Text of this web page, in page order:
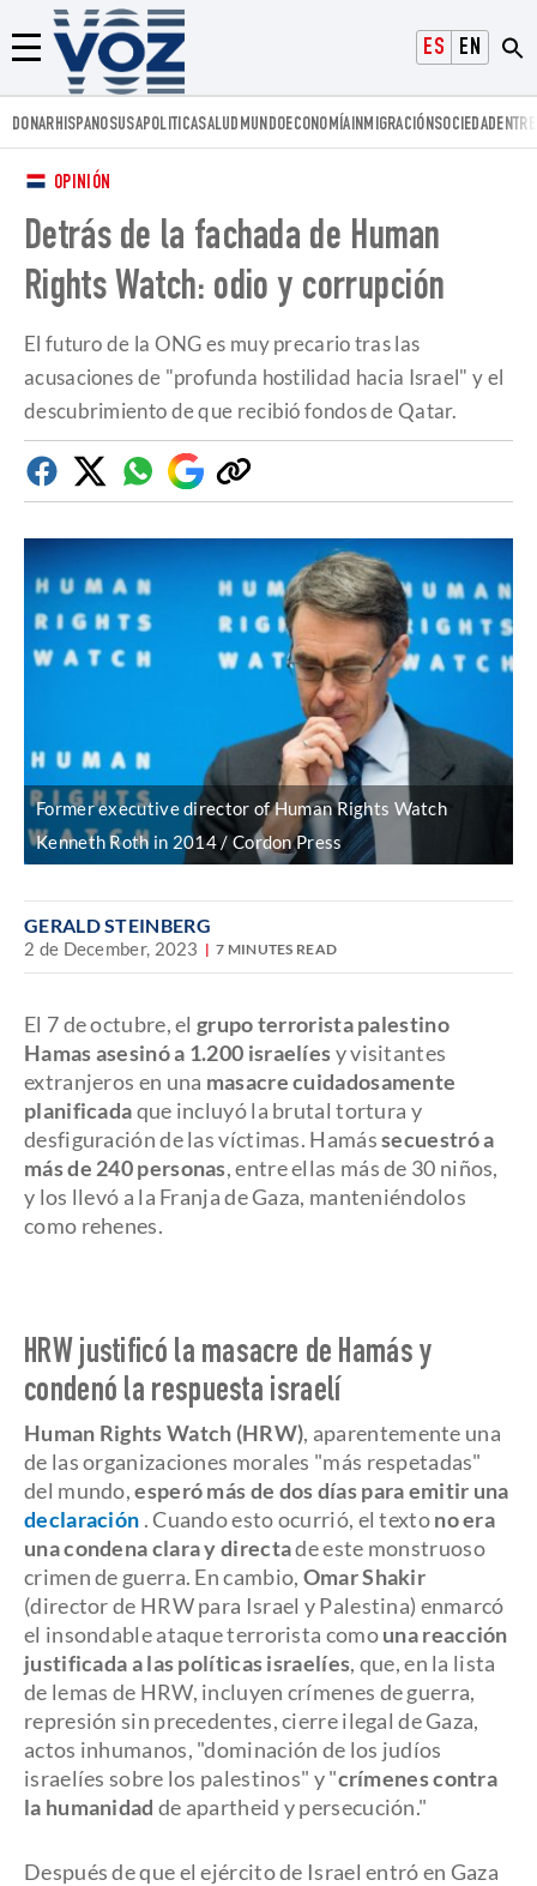
ESPAÑOLENGLISH
Menú
Voz.us
DONARHISPANOSUSAPOLITICASALUD MUNDOECONOMÍAINMIGRACIÓNSOCIEDAD
OPINIÓN
Detrás de la fachada de Human
Rights Watch: odio y corrupción
El futuro de la ONG es muy precario tras las
acusaciones de "profunda hostilidad hacia Israel" y el
descubrimiento de que recibió fondos de Qatar.
FacebookTwitterWhatsapp
Google
Discover
Copiar
enlace
Former executive director of Human Rights Watch
Kenneth Roth in 2014 / Cordon Press
GERALD STEINBERG
2 de December, 2023 7 MINUTES READ
El 7 de octubre, el grupo terrorista palestino
Hamas asesinó a 1.200 israelíesy visitantes
extranjeros en una masacre cuidadosamente
planificadaque incluyó la brutal tortura y
desfiguración de las víctimas. Hamássecuestró a
más de 240 personas, entre ellas más de 30 niños,
y los llevó a la Franja de Gaza, manteniéndolos
como rehenes.
HRW justificó la masacre de Hamás y
condenó la respuesta israelí
Human Rights Watch (HRW), aparentemente una
de las organizaciones morales "más respetadas"
del mundo,esperó más de dos días para emitir una
declaración . Cuando esto ocurrió, el textono era
una condena clara y directade este monstruoso
crimen de guerra. En cambio, Omar Shakir
(director de HRW para Israel y Palestina) enmarcó
el insondable ataque terrorista comouna reacción
justificada a las políticas israelíes, que, en la lista
de lemas de HRW, incluyen crímenes de guerra,
represión sin precedentes, cierre ilegal de Gaza,
actos inhumanos, "dominación de los judíos
israelíes sobre los palestinos" y "crímenes contra
la humanidad de apartheid y persecución."
Después de que el ejército de Israel entró en Gaza